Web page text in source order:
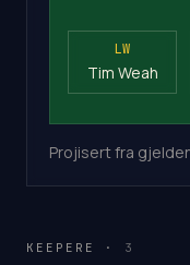
LW
Tim Weah
Projisert fra
KEEPERE · 3